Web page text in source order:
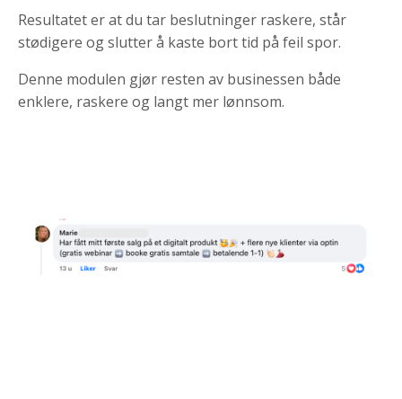
Resultatet er at du tar beslutninger raskere, står
stødigere og slutter å kaste bort tid på feil spor.
Denne modulen gjør resten av businessen både
enklere, raskere og langt mer lønnsom.